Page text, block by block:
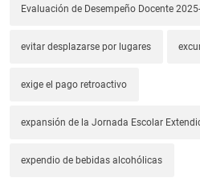
Evaluación de Desempeño Docente
evitar desplazarse por lugares
exige el pago retroactivo
expansión de la Jornada Escolar
expendio de bebidas alcohólicas